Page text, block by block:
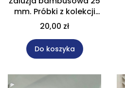
mm. Próbki z kolekcji
do 5 sztuk
20,00 zł
Do koszyka